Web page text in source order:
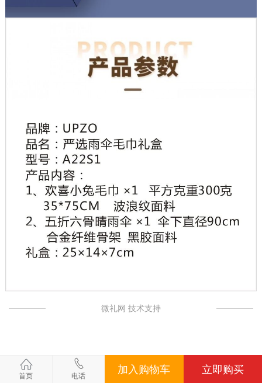
微礼网 技术支持
首页 电话
加入购物车 立即购买